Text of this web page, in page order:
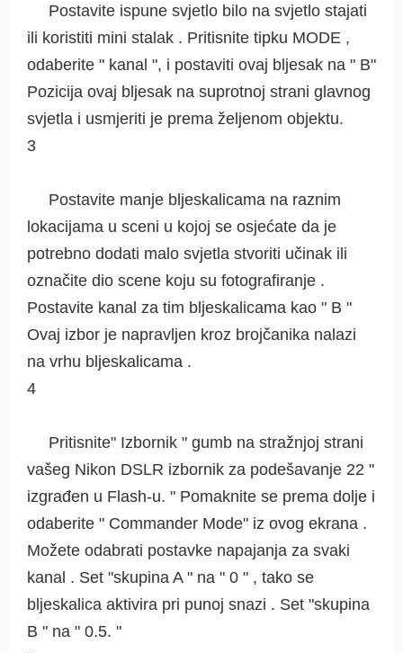
Postavite ispune svjetlo bilo na svjetlo stajati
ili koristiti mini stalak . Pritisnite tipku MODE ,
odaberite " kanal ", i postaviti ovaj bljesak na " B"
Pozicija ovaj bljesak na suprotnoj strani glavnog
svjetla i usmjeriti je prema željenom objektu.
3
Postavite manje bljeskalicama na raznim
lokacijama u sceni u kojoj se osjećate da je
potrebno dodati malo svjetla stvoriti učinak ili
označite dio scene koju su fotografiranje .
Postavite kanal za tim bljeskalicama kao " B "
Ovaj izbor je napravljen kroz brojčanika nalazi
na vrhu bljeskalicama .
4
Pritisnite" Izbornik " gumb na stražnjoj strani
vašeg Nikon DSLR izbornik za podešavanje 22 "
izgrađen u Flash-u. " Pomaknite se prema dolje i
odaberite " Commander Mode" iz ovog ekrana .
Možete odabrati postavke napajanja za svaki
kanal . Set "skupina A " na " 0 " , tako se
bljeskalica aktivira pri punoj snazi ​​. Set "skupina
B " na " 0.5. "